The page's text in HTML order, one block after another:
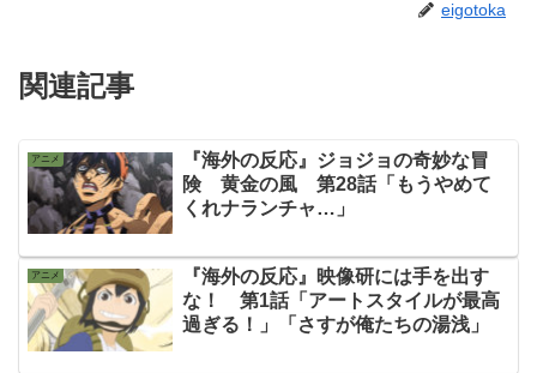
eigotoka
関連記事
アニメ
『海外の反応』ジョジョの奇妙な冒
険 黄金の風 第28話「もうやめて
くれナランチャ…」
アニメ
『海外の反応』映像研には手を出す
な！ 第1話「アートスタイルが最高
過ぎる！」「さすが俺たちの湯浅」